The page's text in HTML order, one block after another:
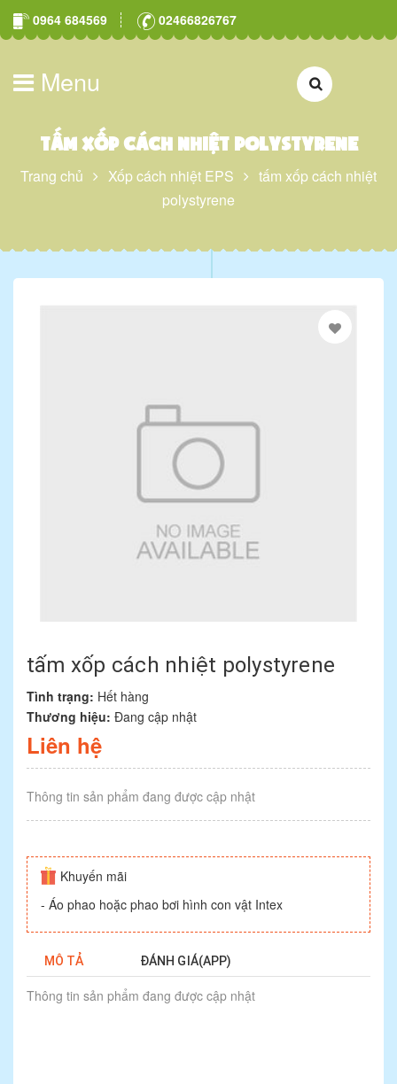
0964 684569 02466826767
Menu
tấm xốp cách nhiệt polystyrene
Trang chủ Xốp cách nhiệt EPS
tấm xốp cách nhiệt
polystyrene
tấm xốp cách nhiệt polystyrene
Tình trạng: Hết hàng
Thương hiệu: Đang cập nhật
Liên hệ
Thông tin sản phẩm đang được cập nhật
Khuyến mãi
- Áo phao hoặc phao bơi hình con vật Intex
MÔ TẢ ĐÁNH GIÁ(APP)
Thông tin sản phẩm đang được cập nhật